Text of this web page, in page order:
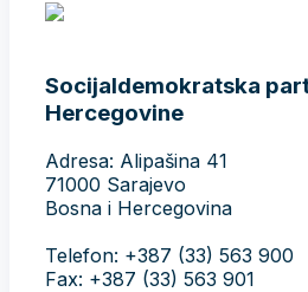
Socijaldemokratska
Hercegovine
Adresa: Alipašina 41
71000 Sarajevo
Bosna i Hercegovina
Telefon: +387 (33) 563 900
Fax: +387 (33) 563 901